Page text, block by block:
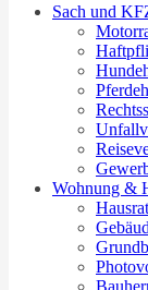
Sach und
Wohnung &